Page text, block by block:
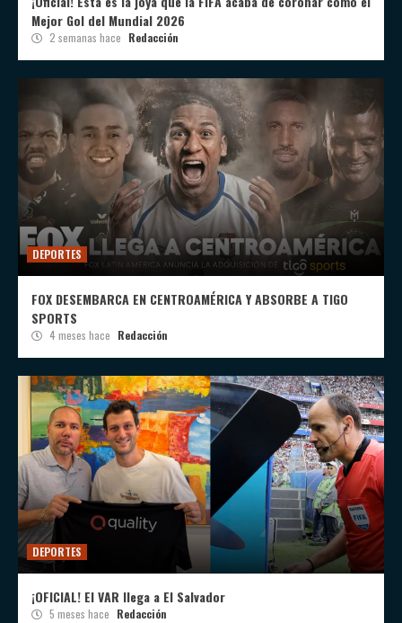
Mejor Gol del Mundial 2026
2 semanas hace Redacción
DEPORTES
FOX DESEMBARCA EN CENTROAMÉRICA Y ABSORBE A TIGO
SPORTS
4 meses hace Redacción
DEPORTES
¡OFICIAL! El VAR llega a El Salvador
5 meses hace Redacción